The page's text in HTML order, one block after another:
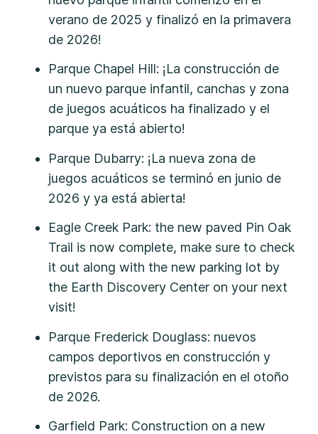
verano de 2025 y finalizó en la primavera
de 2026!
Parque Chapel Hill: ¡La construcción de
un nuevo parque infantil, canchas y zona
de juegos acuáticos ha finalizado y el
parque ya está abierto!
Parque Dubarry: ¡La nueva zona de
juegos acuáticos se terminó en junio de
2026 y ya está abierta!
Eagle Creek Park: the new paved Pin Oak
Trail is now complete, make sure to check
it out along with the new parking lot by
the Earth Discovery Center on your next
visit!
Parque Frederick Douglass: nuevos
campos deportivos en construcción y
previstos para su finalización en el otoño
de 2026.
Garfield Park: Construction on a new